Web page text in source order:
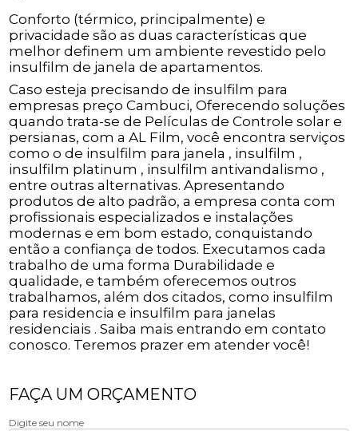
Conforto (térmico, principalmente) e
privacidade são as duas características que
melhor definem um ambiente revestido pelo
insulfilm de janela de apartamentos.
Caso esteja precisando de insulfilm para
empresas preço Cambuci, Oferecendo soluções
quando trata-se de Películas de Controle solar e
persianas, com a AL Film, você encontra serviços
como o de insulfilm para janela , insulfilm ,
insulfilm platinum , insulfilm antivandalismo ,
entre outras alternativas. Apresentando
produtos de alto padrão, a empresa conta com
profissionais especializados e instalações
modernas e em bom estado, conquistando
então a confiança de todos. Executamos cada
trabalho de uma forma Durabilidade e
qualidade, e também oferecemos outros
trabalhamos, além dos citados, como insulfilm
para residencia e insulfilm para janelas
residenciais . Saiba mais entrando em contato
conosco. Teremos prazer em atender você!
FAÇA UM ORÇAMENTO
Digite seu nome